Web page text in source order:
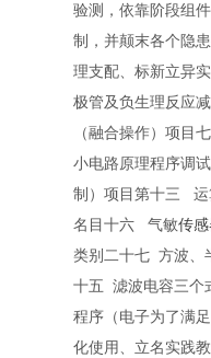
验测，依靠阶段组
制，并颠末各个隐
理支配、标新立异
极管及负生理反应
（融合操作）项
小电路原理程序调
制）项目第十三 运
名目十六 气敏传
类别二十七 方波、
十五 滤波电容三个
程序（电子为了满
化使用、立名实践